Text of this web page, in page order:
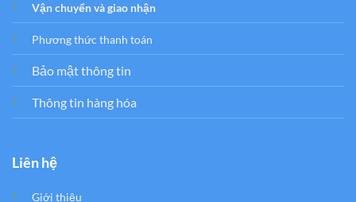
Vận chuyển và giao nhận
Phương thức thanh toán
Bảo mật thông tin
Thông tin hàng hóa
Liên hệ
Giới thiệu